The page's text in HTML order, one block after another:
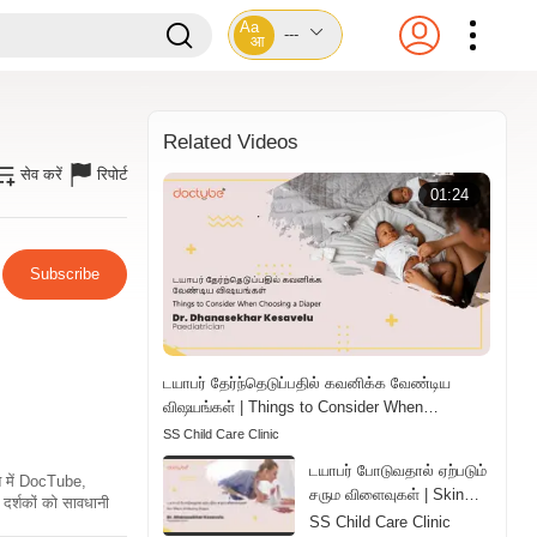
Aa
आ
---
सेव करें रिपोर्ट
Subscribe
में DocTube,
को सावधानी
Related Videos
01:24
டயாபர் தேர்ந்தெடுப்பதில் கவனிக்க வேண்டிய
விஷயங்கள் | Things to Consider When
Choosing a Diaper | Tamil
SS Child Care Clinic
டயாபர் போடுவதால் ஏற்படும்
சரும விளைவுகள் | Skin
Effects of Wearing
SS Child Care Clinic